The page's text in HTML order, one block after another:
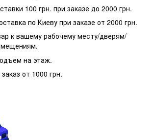
100 грн. при заказе до 2000 грн.
по Киеву при заказе от 2000 грн.
к вашему рабочему месту/дверям/
на этаж.
от 1000 грн.